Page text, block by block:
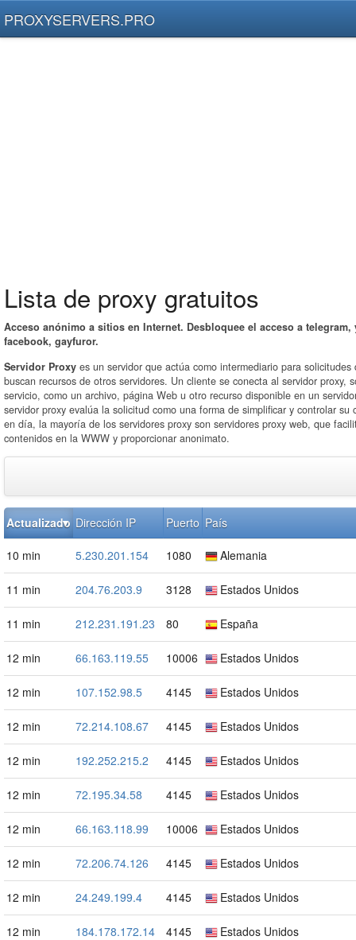
PROXYSERVERS.PRO
Lista de proxy gratuitos
Acceso anónimo a sitios en Internet. Desbloquee el acceso a telegram,
facebook, gayfuror.
Servidor Proxy es un servidor que actúa como intermediario para
buscan recursos de otros servidores. Un cliente se conecta al servidor proxy,
servicio, como un archivo, página Web u otro recurso disponible en un
servidor proxy evalúa la solicitud como una forma de simplificar y controlar su
en día, la mayoría de los servidores proxy son servidores proxy web, que
contenidos en la WWW y proporcionar anonimato.
Actualizado Dirección IP Puerto País
10 min 5.230.201.154 1080 Alemania
11 min 204.76.203.9 3128 Estados Unidos
11 min 212.231.191.23 80 España
12 min 66.163.119.55 10006 Estados Unidos
12 min 107.152.98.5 4145 Estados Unidos
12 min 72.214.108.67 4145 Estados Unidos
12 min 192.252.215.2 4145 Estados Unidos
12 min 72.195.34.58 4145 Estados Unidos
12 min 66.163.118.99 10006 Estados Unidos
12 min 72.206.74.126 4145 Estados Unidos
12 min 24.249.199.4 4145 Estados Unidos
12 min 184.178.172.14 4145 Estados Unidos